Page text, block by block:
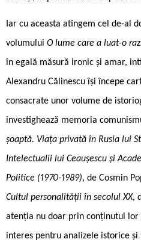
Iar cu aceasta atingem cel de-al
volumului O lume care a luat-o
în egală măsură ironic și amar,
Alexandru Călinescu își începe
consacrate unor volume de
investighează memoria
șoaptă. Viața privată în Rusia lui
Intelectualii lui Ceaușescu și
Politice (1970-1989), de Cosmin
Cultul personalității în secolul XX,
atenția nu doar prin conținutul lor
interes pentru analizele istorice